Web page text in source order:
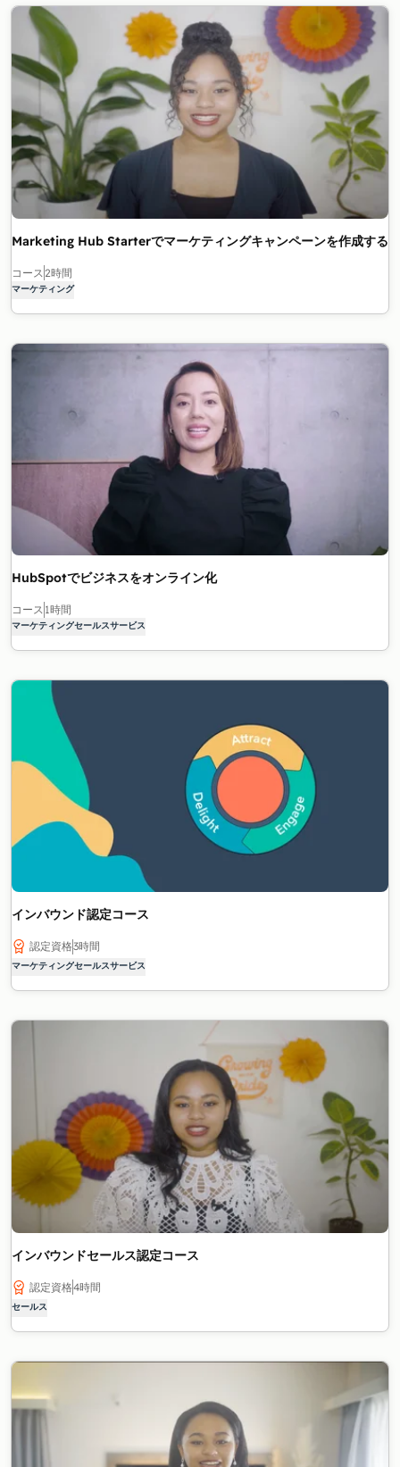
Marketing Hub Starterでマーケティングキャンペーンを作成する
コース 2時間
マーケティング
HubSpotでビジネスをオンライン化
コース 1時間
マーケティングセールスサービス
インバウンド認定コース
認定資格3時間
マーケティングセールスサービス
インバウンドセールス認定コース
認定資格4時間
セールス